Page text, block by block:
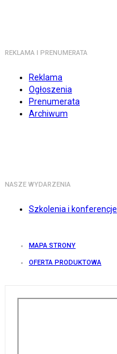
REKLAMA I PRENUMERATA
Reklama
Ogłoszenia
Prenumerata
Archiwum
NASZE WYDARZENIA
Szkolenia i konferencje
MAPA STRONY
OFERTA PRODUKTOWA